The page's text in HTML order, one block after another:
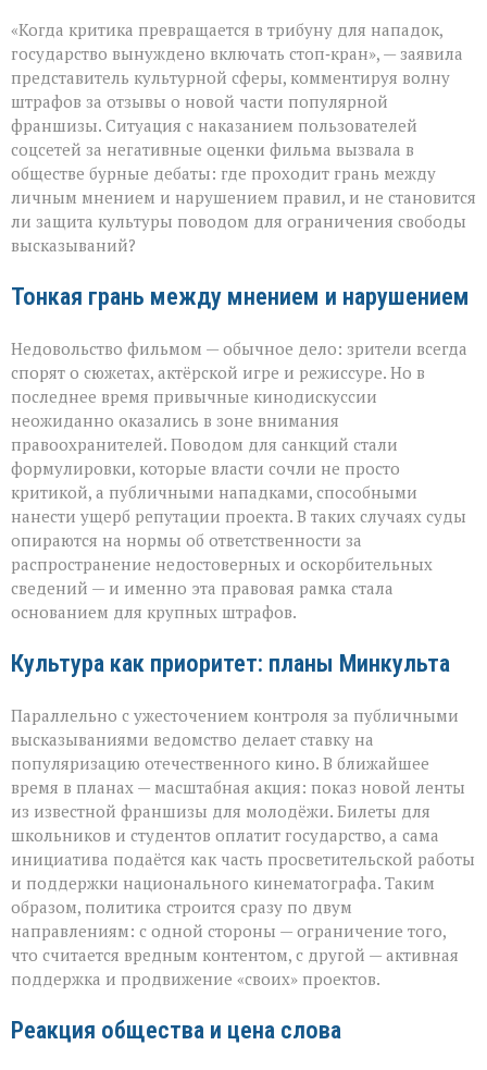
слова — не
безлимитный
тариф»:
споры
вокруг
отзывов
о
кино
«Когда критика превращается в трибуну для нападок,
государство вынуждено включать стоп‑кран», — заявила
представитель культурной сферы, комментируя волну
штрафов за отзывы о новой части популярной
франшизы. Ситуация с наказанием пользователей
соцсетей за негативные оценки фильма вызвала в
обществе бурные дебаты: где проходит грань между
личным мнением и нарушением правил, и не становится
ли защита культуры поводом для ограничения свободы
высказываний?
Тонкая грань между мнением и нарушением
Недовольство фильмом — обычное дело: зрители всегда
спорят о сюжетах, актёрской игре и режиссуре. Но в
последнее время привычные кинодискуссии
неожиданно оказались в зоне внимания
правоохранителей. Поводом для санкций стали
формулировки, которые власти сочли не просто
критикой, а публичными нападками, способными
нанести ущерб репутации проекта. В таких случаях суды
опираются на нормы об ответственности за
распространение недостоверных и оскорбительных
сведений — и именно эта правовая рамка стала
основанием для крупных штрафов.
Культура как приоритет: планы Минкульта
Параллельно с ужесточением контроля за публичными
высказываниями ведомство делает ставку на
популяризацию отечественного кино. В ближайшее
время в планах — масштабная акция: показ новой ленты
из известной франшизы для молодёжи. Билеты для
школьников и студентов оплатит государство, а сама
инициатива подаётся как часть просветительской работы
и поддержки национального кинематографа. Таким
образом, политика строится сразу по двум
направлениям: с одной стороны — ограничение того,
что считается вредным контентом, с другой — активная
поддержка и продвижение «своих» проектов.
Реакция общества и цена слова